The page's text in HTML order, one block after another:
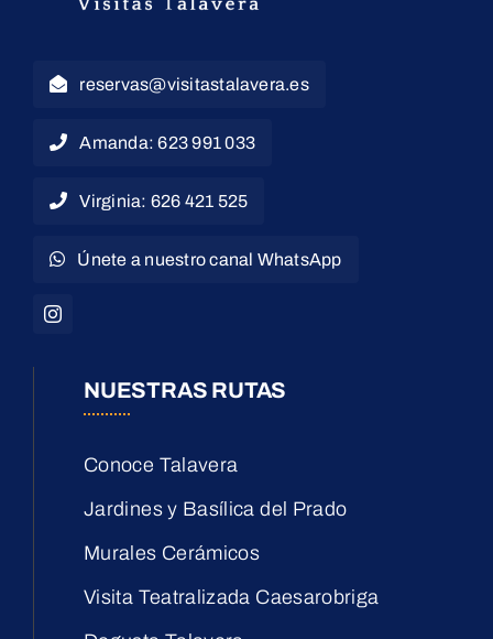
reservas@visitastalavera.es
Amanda: 623 991 033
Virginia: 626 421 525
Únete a nuestro canal WhatsApp
NUESTRAS RUTAS
Conoce Talavera
Jardines y Basílica del Prado
Murales Cerámicos
Visita Teatralizada Caesarobriga